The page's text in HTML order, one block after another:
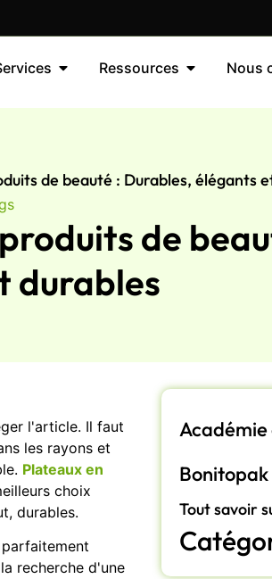
Ressources Nous
de beauté : Durables, élégants
de
durables
l'article. Il faut
les rayons et
Plateaux en
choix
durables.
recherche d'une
Bonitopak
Tout savoir